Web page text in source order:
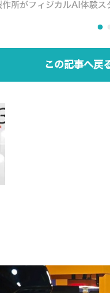
作所がフィジカルAI体験
この記事へ戻